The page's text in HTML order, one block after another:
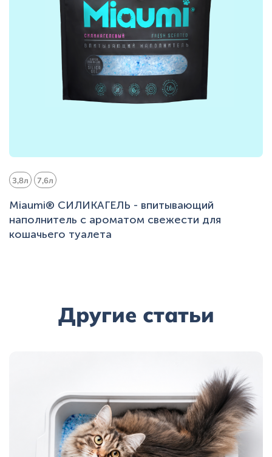
3,8л 7,6л
Miaumi® СИЛИКАГЕЛЬ - впитывающий
наполнитель с ароматом свежести для
кошачьего туалета
Другие статьи